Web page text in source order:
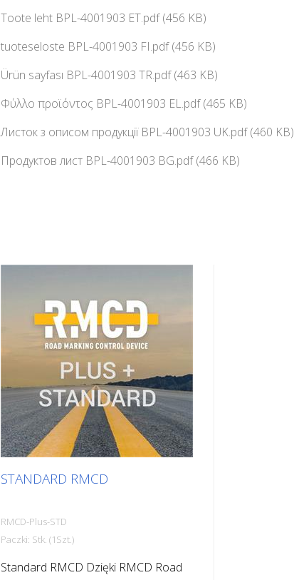
Toote leht BPL-4001903 ET.pdf (456 KB)
tuoteseloste BPL-4001903 FI.pdf (456 KB)
Ürün sayfası BPL-4001903 TR.pdf (463 KB)
Φύλλο προϊόντος BPL-4001903 EL.pdf (465 KB)
Листок з описом продукції BPL-4001903 UK.pdf (460 KB)
Продуктов лист BPL-4001903 BG.pdf (466 KB)
STANDARD RMCD
RMCD-Plus-STD
Paczki: Stk. (1Szt.)
Standard RMCD Dzięki RMCD Road